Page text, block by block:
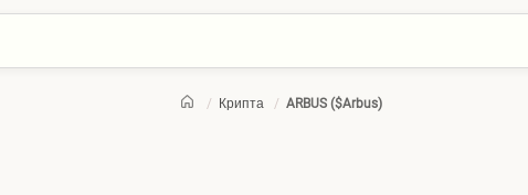
/ Крипта / ARBUS ($Arbus)